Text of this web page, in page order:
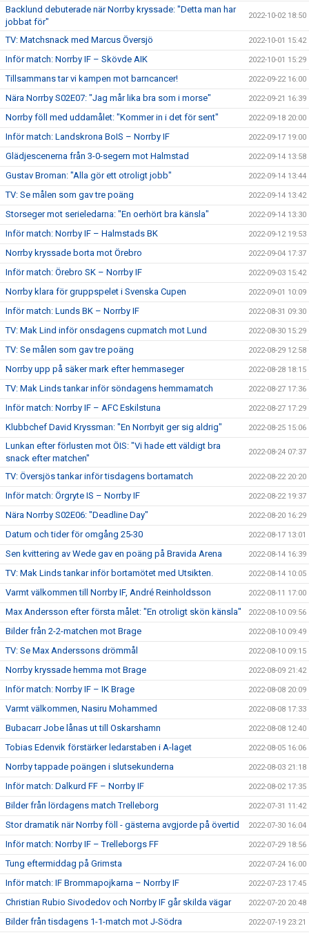
Backlund debuterade när Norrby kryssade: "Detta man har
jobbat för"
2022-10-02 18:50
TV: Matchsnack med Marcus Översjö 2022-10-01 15:42
Inför match: Norrby IF – Skövde AIK 2022-10-01 15:29
Tillsammans tar vi kampen mot barncancer! 2022-09-22 16:00
Nära Norrby S02E07: "Jag mår lika bra som i morse" 2022-09-21 16:39
Norrby föll med uddamålet: "Kommer in i det för sent" 2022-09-18 20:00
Inför match: Landskrona BoIS – Norrby IF 2022-09-17 19:00
Glädjescenerna från 3-0-segern mot Halmstad 2022-09-14 13:58
Gustav Broman: "Alla gör ett otroligt jobb" 2022-09-14 13:44
TV: Se målen som gav tre poäng 2022-09-14 13:42
Storseger mot serieledarna: "En oerhört bra känsla" 2022-09-14 13:30
Inför match: Norrby IF – Halmstads BK 2022-09-12 19:53
Norrby kryssade borta mot Örebro 2022-09-04 17:37
Inför match: Örebro SK – Norrby IF 2022-09-03 15:42
Norrby klara för gruppspelet i Svenska Cupen 2022-09-01 10:09
Inför match: Lunds BK – Norrby IF 2022-08-31 09:30
TV: Mak Lind inför onsdagens cupmatch mot Lund 2022-08-30 15:29
TV: Se målen som gav tre poäng 2022-08-29 12:58
Norrby upp på säker mark efter hemmaseger 2022-08-28 18:15
TV: Mak Linds tankar inför söndagens hemmamatch 2022-08-27 17:36
Inför match: Norrby IF – AFC Eskilstuna 2022-08-27 17:29
Klubbchef David Kryssman: "En Norrbyit ger sig aldrig" 2022-08-25 15:06
Lunkan efter förlusten mot ÖIS: "Vi hade ett väldigt bra
snack efter matchen"
2022-08-24 07:37
TV: Översjös tankar inför tisdagens bortamatch 2022-08-22 20:20
Inför match: Örgryte IS – Norrby IF 2022-08-22 19:37
Nära Norrby S02E06: "Deadline Day" 2022-08-20 16:29
Datum och tider för omgång 25-30 2022-08-17 13:01
Sen kvittering av Wede gav en poäng på Bravida Arena 2022-08-14 16:39
TV: Mak Linds tankar inför bortamötet med Utsikten. 2022-08-14 10:05
Varmt välkommen till Norrby IF, André Reinholdsson 2022-08-11 17:00
Max Andersson efter första målet: "En otroligt skön känsla" 2022-08-10 09:56
Bilder från 2-2-matchen mot Brage 2022-08-10 09:49
TV: Se Max Anderssons drömmål 2022-08-10 09:15
Norrby kryssade hemma mot Brage 2022-08-09 21:42
Inför match: Norrby IF – IK Brage 2022-08-08 20:09
Varmt välkommen, Nasiru Mohammed 2022-08-08 17:33
Bubacarr Jobe lånas ut till Oskarshamn 2022-08-08 12:40
Tobias Edenvik förstärker ledarstaben i A-laget 2022-08-05 16:06
Norrby tappade poängen i slutsekunderna 2022-08-03 21:18
Inför match: Dalkurd FF – Norrby IF 2022-08-02 17:35
Bilder från lördagens match Trelleborg 2022-07-31 11:42
Stor dramatik när Norrby föll - gästerna avgjorde på övertid 2022-07-30 16:04
Inför match: Norrby IF – Trelleborgs FF 2022-07-29 18:56
Tung eftermiddag på Grimsta 2022-07-24 16:00
Inför match: IF Brommapojkarna – Norrby IF 2022-07-23 17:45
Christian Rubio Sivodedov och Norrby IF går skilda vägar 2022-07-20 20:48
Bilder från tisdagens 1-1-match mot J-Södra 2022-07-19 23:21